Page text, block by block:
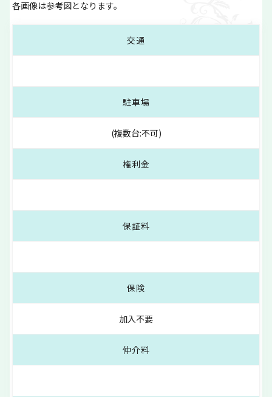
各画像は参考図となります。
交通
駐車場
(複数台:不可)
権利金
保証料
保険
加入不要
仲介料